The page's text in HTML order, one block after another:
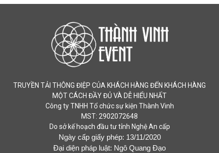
TRUYỀN TẢI THÔNG ĐIỆP CỦA KHÁCH HÀNG ĐẾN KHÁCH HÀNG
MỘT CÁCH ĐẦY ĐỦ VÀ DỄ HIỂU NHẤT
Công ty TNHH Tổ chức sự kiện Thành Vinh
MST: 2902072648
Do sở kế hoạch đầu tư tỉnh Nghệ An cấp
Ngày cấp giấy phép: 13/11/2020
Đại diện pháp luật: Ngô Quang Đạo